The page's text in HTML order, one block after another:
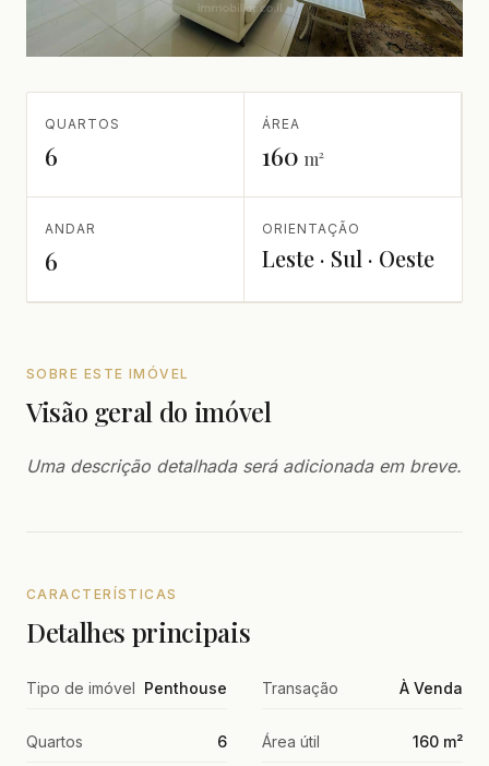
QUARTOS
6
ÁREA
160 m²
ANDAR
6
ORIENTAÇÃO
Leste · Sul · Oeste
SOBRE ESTE IMÓVEL
Visão geral do imóvel
Uma descrição detalhada será adicionada em breve.
CARACTERÍSTICAS
Detalhes principais
Tipo de imóvel Penthouse Transação À Venda
Quartos 6 Área útil 160 m²